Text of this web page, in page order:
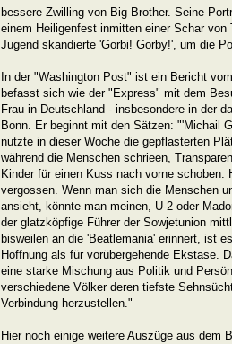
bessere Zwilling von Big Brother. Seine
einem Heiligenfest inmitten einer Schar
Jugend skandierte 'Gorbi! Gorby!', um die
In der "Washington Post" ist ein Bericht
befasst sich wie der "Express" mit dem
Frau in Deutschland - insbesondere in der
Bonn. Er beginnt mit den Sätzen: "'Michail
nutzte in dieser Woche die gepflasterten
während die Menschen schrieen,
Kinder für einen Kuss nach vorne schoben.
vergossen. Wenn man sich die Menschen
ansieht, könnte man meinen, U-2 oder
der glatzköpfige Führer der Sowjetunion
bisweilen an die 'Beatlemania' erinnert, ist
Hoffnung als für vorübergehende Ekstase.
eine starke Mischung aus Politik und
verschiedene Völker deren tiefste
Verbindung herzustellen."
Hier noch einige weitere Auszüge aus dem